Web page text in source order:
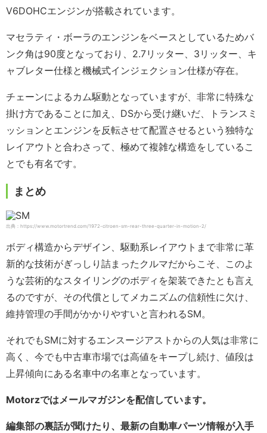
V6DOHCエンジンが搭載されています。
マセラティ・ボーラのエンジンをベースとしているためバ
ンク角は90度となっており、2.7リッター、3リッター、キ
ャブレター仕様と機械式インジェクション仕様が存在。
チェーンによるカム駆動となっていますが、非常に特殊な
掛け方であることに加え、DSから受け継いだ、トランスミ
ッションとエンジンを反転させて配置させるという独特な
レイアウトと合わさって、極めて複雑な構造をしているこ
とでも有名です。
まとめ
出典：https://www.motortrend.com/1972-citroen-sm-rear-three-quarter-in-motion-2/
ボディ構造からデザイン、駆動系レイアウトまで非常に革
新的な技術がぎっしり詰まったクルマだからこそ、このよ
うな芸術的なスタイリングのボディを架装できたとも言え
るのですが、その代償としてメカニズムの信頼性に欠け、
維持管理の手間がかかりやすいと言われるSM。
それでもSMに対するエンスージアストからの人気は非常に
高く、今でも中古車市場では高値をキープし続け、値段は
上昇傾向にある名車中の名車となっています。
Motorzではメールマガジンを配信しています。
編集部の裏話が聞けたり、最新の自動車パーツ情報が入手